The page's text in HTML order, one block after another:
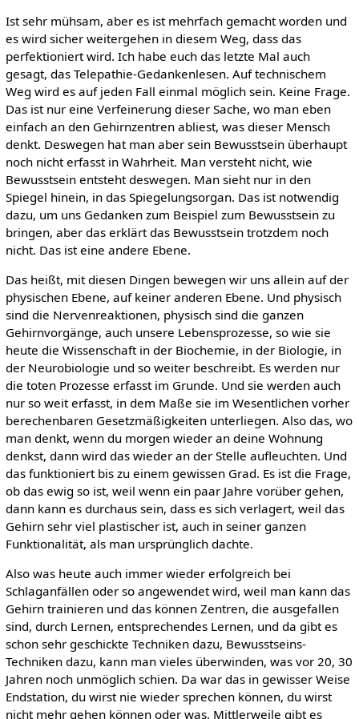
Ist sehr mühsam, aber es ist mehrfach gemacht worden und
es wird sicher weitergehen in diesem Weg, dass das
perfektioniert wird. Ich habe euch das letzte Mal auch
gesagt, das Telepathie-Gedankenlesen. Auf technischem
Weg wird es auf jeden Fall einmal möglich sein. Keine Frage.
Das ist nur eine Verfeinerung dieser Sache, wo man eben
einfach an den Gehirnzentren abliest, was dieser Mensch
denkt. Deswegen hat man aber sein Bewusstsein überhaupt
noch nicht erfasst in Wahrheit. Man versteht nicht, wie
Bewusstsein entsteht deswegen. Man sieht nur in den
Spiegel hinein, in das Spiegelungsorgan. Das ist notwendig
dazu, um uns Gedanken zum Beispiel zum Bewusstsein zu
bringen, aber das erklärt das Bewusstsein trotzdem noch
nicht. Das ist eine andere Ebene.
Das heißt, mit diesen Dingen bewegen wir uns allein auf der
physischen Ebene, auf keiner anderen Ebene. Und physisch
sind die Nervenreaktionen, physisch sind die ganzen
Gehirnvorgänge, auch unsere Lebensprozesse, so wie sie
heute die Wissenschaft in der Biochemie, in der Biologie, in
der Neurobiologie und so weiter beschreibt. Es werden nur
die toten Prozesse erfasst im Grunde. Und sie werden auch
nur so weit erfasst, in dem Maße sie im Wesentlichen vorher
berechenbaren Gesetzmäßigkeiten unterliegen. Also das, wo
man denkt, wenn du morgen wieder an deine Wohnung
denkst, dann wird das wieder an der Stelle aufleuchten. Und
das funktioniert bis zu einem gewissen Grad. Es ist die Frage,
ob das ewig so ist, weil wenn ein paar Jahre vorüber gehen,
dann kann es durchaus sein, dass es sich verlagert, weil das
Gehirn sehr viel plastischer ist, auch in seiner ganzen
Funktionalität, als man ursprünglich dachte.
Also was heute auch immer wieder erfolgreich bei
Schlaganfällen oder so angewendet wird, weil man kann das
Gehirn trainieren und das können Zentren, die ausgefallen
sind, durch Lernen, entsprechendes Lernen, und da gibt es
schon sehr geschickte Techniken dazu, Bewusstseins-
Techniken dazu, kann man vieles überwinden, was vor 20, 30
Jahren noch unmöglich schien. Da war das in gewisser Weise
Endstation, du wirst nie wieder sprechen können, du wirst
nicht mehr gehen können oder was. Mittlerweile gibt es